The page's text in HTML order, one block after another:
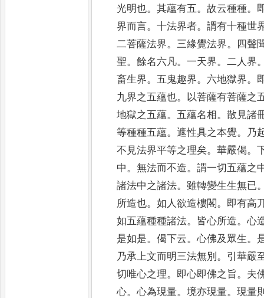
光明也。其蘊有五。故云種種。
界而言。十法界者。謂有十種世
二菩薩法界。 三緣覺法界。
四聲
聖。餘名六凡。一天界。 二人界
畜生界。 五鬼趣界。 六地獄界。
九界之五蘊也。
以菩薩有菩薩之
地獄之五蘊。 五蘊名相。散見諸
等種種五蘊。遮性具之本覺。
乃
不見法界平等之理矣。華嚴偈。
中 。無法而不造。謂一切五蘊之
諸法中之諸法。雖轉變生生無已
所造也。如人欲造樓閣 。
即有高
如五蘊種種諸法。 皆心所造。心
是如是。偈下云。心佛及眾生 。
乃承上文而明三法無別 。 引華嚴
切唯心之理。 即心即佛之旨 。 夫
心。心為現量。境亦現量。現量